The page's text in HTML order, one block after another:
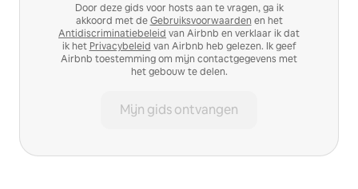
Door deze gids voor hosts aan te vragen, ga ik
akkoord met deGebruiksvoorwaarden en het
Antidiscriminatiebeleid van Airbnb en verklaar ik dat
ik het Privacybeleid van Airbnb heb gelezen. Ik geef
Airbnb toestemming om mijn contactgegevens met
het gebouw te delen.
Mijn gids ontvangen